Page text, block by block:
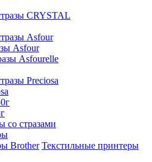
CRYSTAL
Asfour
Asfour
Asfourelle
Preciosa
со стразами
Brother Текстильные принтеры